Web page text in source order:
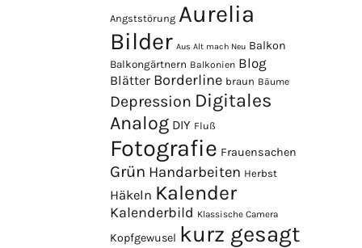
Angststörung Aurelia
Bilder Aus Alt mach Neu Balkon
Balkongärtnern Balkonien Blog
Blätter Borderline braun Bäume
Depression Digitales
Analog DIY Fluß
Fotografie Frauensachen
Grün Handarbeiten Herbst
Häkeln Kalender
Kalenderbild Klassische Camera
Kopfgewusel kurz gesagt